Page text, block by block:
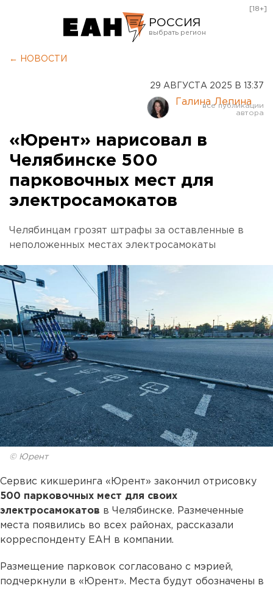
РОССИЯ
Курган
Оренбург
[18+]
← НОВОСТИ
29 АВГУСТА 2025 В 13:37
Галина Лепина
«Юрент» нарисовал в
Челябинске 500
парковочных мест для
электросамокатов
Челябинцам грозят штрафы за оставленные в
неположенных местах электросамокаты
© Юрент
Сервис кикшеринга «Юрент» закончил отрисовку
500 парковочных мест для своих
электросамокатов в Челябинске. Размеченные
места появились во всех районах, рассказали
корреспонденту ЕАН в компании.
Размещение парковок согласовано с мэрией,
подчеркнули в «Юрент». Места будут обозначены в